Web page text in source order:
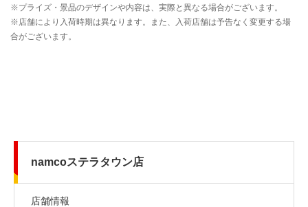
namcoステラタウン店
店舗情報